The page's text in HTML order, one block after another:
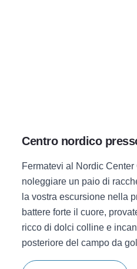
Centro nordico
Fermatevi al Nordic
noleggiare un paio di
la vostra escursione nella
battere forte il cuore,
ricco di dolci colline e
posteriore del campo da